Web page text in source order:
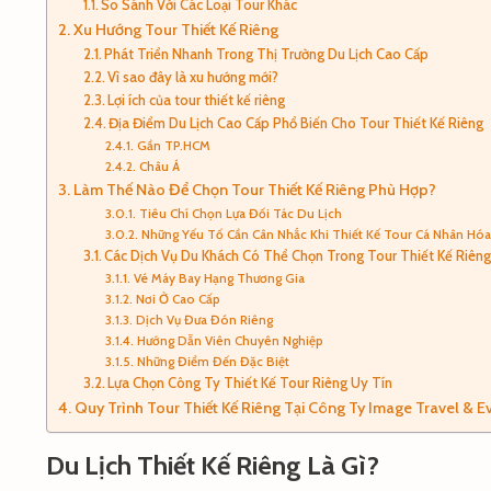
So Sánh Với Các Loại Tour Khác
Xu Hướng Tour Thiết Kế Riêng
Phát Triển Nhanh Trong Thị Trường Du Lịch Cao Cấp
Vì sao đây là xu hướng mới?
Lợi ích của tour thiết kế riêng
Địa Điểm Du Lịch Cao Cấp Phổ Biến Cho Tour Thiết Kế Riêng
Gần TP.HCM
Châu Á
Làm Thế Nào Để Chọn Tour Thiết Kế Riêng Phù Hợp?
Tiêu Chí Chọn Lựa Đối Tác Du Lịch
Những Yếu Tố Cần Cân Nhắc Khi Thiết Kế Tour Cá Nhân Hóa
Các Dịch Vụ Du Khách Có Thể Chọn Trong Tour Thiết Kế Riêng
Vé Máy Bay Hạng Thương Gia
Nơi Ở Cao Cấp
Dịch Vụ Đưa Đón Riêng
Hướng Dẫn Viên Chuyên Nghiệp
Những Điểm Đến Đặc Biệt
Lựa Chọn Công Ty Thiết Kế Tour Riêng Uy Tín
Quy Trình Tour Thiết Kế Riêng Tại Công Ty Image Travel &
Du Lịch Thiết Kế Riêng Là Gì?